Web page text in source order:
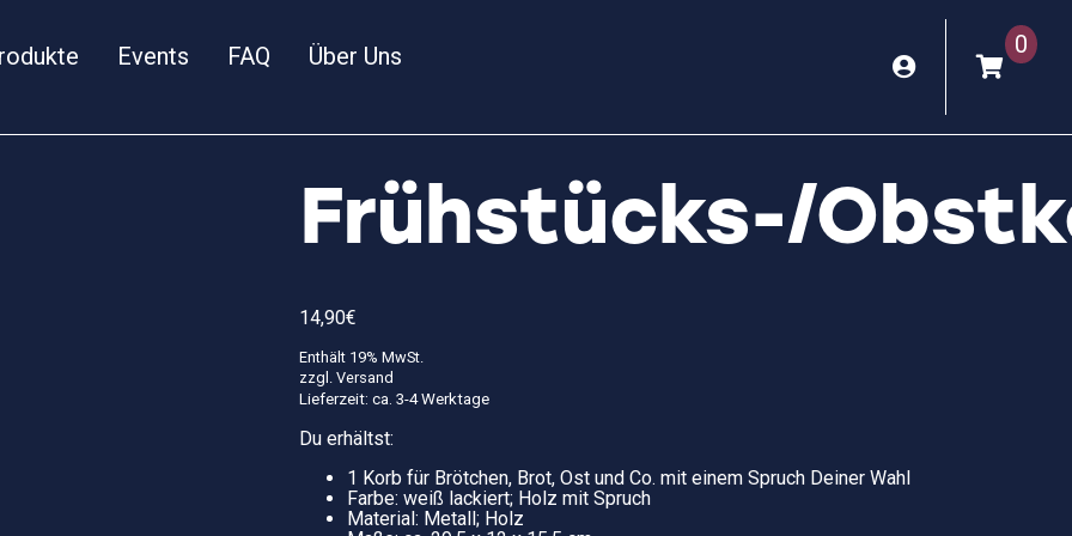
Events FAQ Über Uns 0
Frühstücks-/
14,90€
Enthält 19% MwSt.
zzgl. Versand
Lieferzeit: ca. 3-4 Werktage
Du erhältst:
1 Korb für Brötchen, Brot, Ost und Co. mit einem Spruch Deiner Wahl
Farbe: weiß lackiert; Holz mit Spruch
Material: Metall; Holz